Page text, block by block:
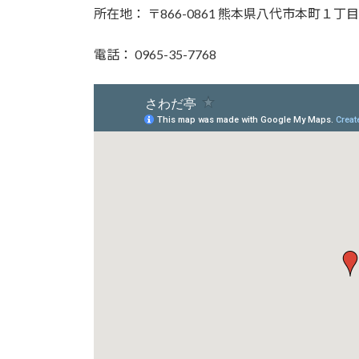
所在地： 〒866-0861 熊本県八代市本町１丁
電話： 0965-35-7768